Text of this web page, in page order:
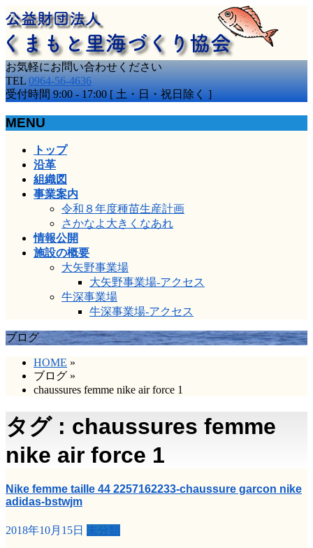
お気軽にお問い合わせください
TEL 0964-56-4636
受付時間 9:00 - 17:00 [ 土・日・祝日除く ]
MENU
トップ
沿革
組織図
事業案内
令和８年度種苗生産計画
さかなよ大きくなあれ
情報公開
施設の概要
大矢野事業場
大矢野事業場-アクセス
牛深事業場
牛深事業場-アクセス
ブログ
HOME »
ブログ »
chaussures femme nike air force 1
タグ : chaussures femme
nike air force 1
Nike femme taille 44 2257162233-chaussure garcon nike
adidas-bstwjm
2018年10月15日 未分類